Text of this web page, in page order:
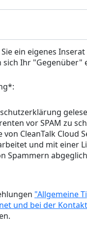
ein eigenes
sich Ihr "Gegenüber"
vor SPAM zu
von CleanTalk Cloud
und mit einer
Spammern
"Allgemeine
und bei der